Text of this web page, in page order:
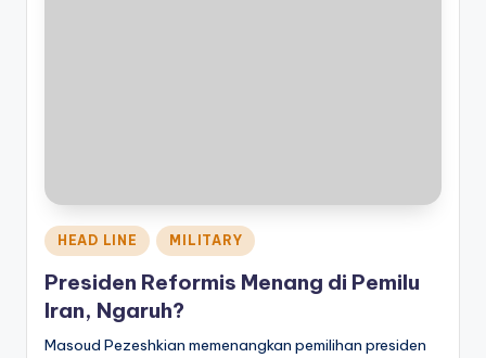
Posted
in
HEAD LINE MILITARY
Presiden Reformis Menang di Pemilu
Iran, Ngaruh?
Masoud Pezeshkian memenangkan pemilihan presiden